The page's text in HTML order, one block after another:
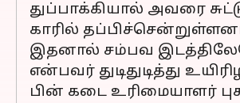
துப்பாக்கியால் அவரை
காரில்
இதனால் சம்பவ
என்பவர் துடிதுடித்து
பின் கடை உரிமையாளர்